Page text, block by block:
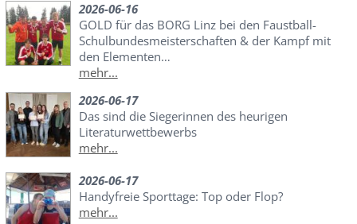
2026-06-16
GOLD für das BORG Linz bei den Faustball-
Schulbundesmeisterschaften & der Kampf mit
den Elementen…
mehr...
2026-06-17
Das sind die Siegerinnen des heurigen
Literaturwettbewerbs
mehr...
2026-06-17
Handyfreie Sporttage: Top oder Flop?
mehr...